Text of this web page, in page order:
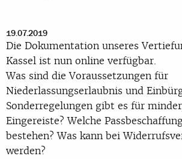
19.07.2019
Die Dokumentation unseres
Kassel ist nun online verfügbar.
Was sind die Voraussetzungen für
Niederlassungserlaubnis und
Sonderregelungen gibt es für
Eingereiste? Welche
bestehen? Was kann bei
werden?